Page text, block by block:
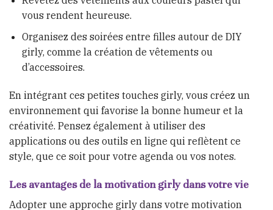
vous rendent heureuse.
Organisez des soirées entre filles autour de DIY
girly, comme la création de vêtements ou
d’accessoires.
En intégrant ces petites touches girly, vous créez un
environnement qui favorise la bonne humeur et la
créativité. Pensez également à utiliser des
applications ou des outils en ligne qui reflètent ce
style, que ce soit pour votre agenda ou vos notes.
Les avantages de la motivation girly dans votre vie
Adopter une approche girly dans votre motivation